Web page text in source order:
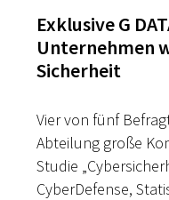
Exklusive G
Unternehmen
Sicherheit
Vier von fünf
Abteilung große
Studie
CyberDefense,